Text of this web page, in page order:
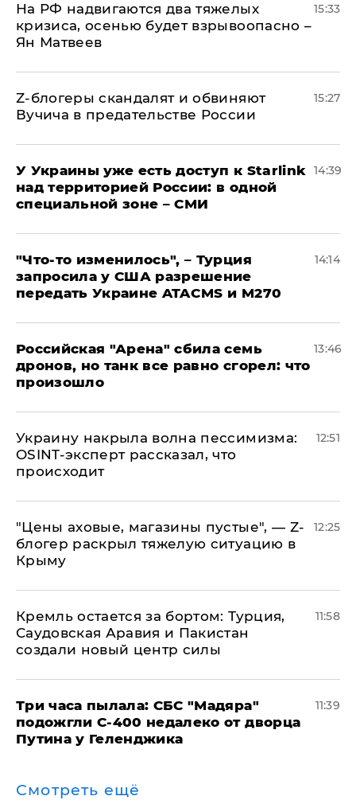
На РФ надвигаются два тяжелых
кризиса, осенью будет взрывоопасно –
Ян Матвеев
15:33
Z-блогеры скандалят и обвиняют
Вучича в предательстве России
15:27
У Украины уже есть доступ к Starlink
над территорией России: в одной
специальной зоне – СМИ
14:39
​"Что-то изменилось", – Турция
запросила у США разрешение
передать Украине ATACMS и M270
14:14
​Российская "Арена" сбила семь
дронов, но танк все равно сгорел: что
произошло
13:46
​Украину накрыла волна пессимизма:
OSINT-эксперт рассказал, что
происходит
12:51
​"Цены аховые, магазины пустые", — Z-
блогер раскрыл тяжелую ситуацию в
Крыму
12:25
​Кремль остается за бортом: Турция,
Саудовская Аравия и Пакистан
создали новый центр силы
11:58
Три часа пылала: СБС "Мадяра"
подожгли С-400 недалеко от дворца
Путина у Геленджика
11:39
Смотреть ещё